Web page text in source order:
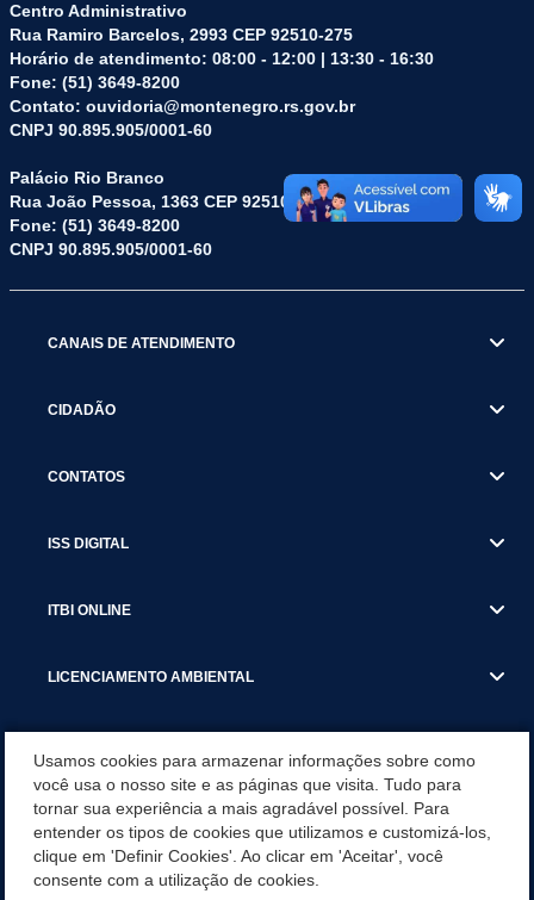
Centro Administrativo
Rua Ramiro Barcelos, 2993 CEP 92510-275
Horário de atendimento: 08:00 - 12:00 | 13:30 - 16:30
Fone: (51) 3649-8200
Contato: ouvidoria@montenegro.rs.gov.br
CNPJ 90.895.905/0001-60
Palácio Rio Branco
Rua João Pessoa, 1363 CEP 92510-045
Fone: (51) 3649-8200
CNPJ 90.895.905/0001-60
CANAIS DE ATENDIMENTO
CIDADÃO
CONTATOS
ISS DIGITAL
ITBI ONLINE
LICENCIAMENTO AMBIENTAL
SERVIÇOS
SERVIÇOS DO DEPARTAMENTO DE RECEITA MUNICIPAL
Usamos cookies para armazenar informações sobre como
você usa o nosso site e as páginas que visita. Tudo para
tornar sua experiência a mais agradável possível. Para
entender os tipos de cookies que utilizamos e customizá-los,
clique em 'Definir Cookies'. Ao clicar em 'Aceitar', você
consente com a utilização de cookies.